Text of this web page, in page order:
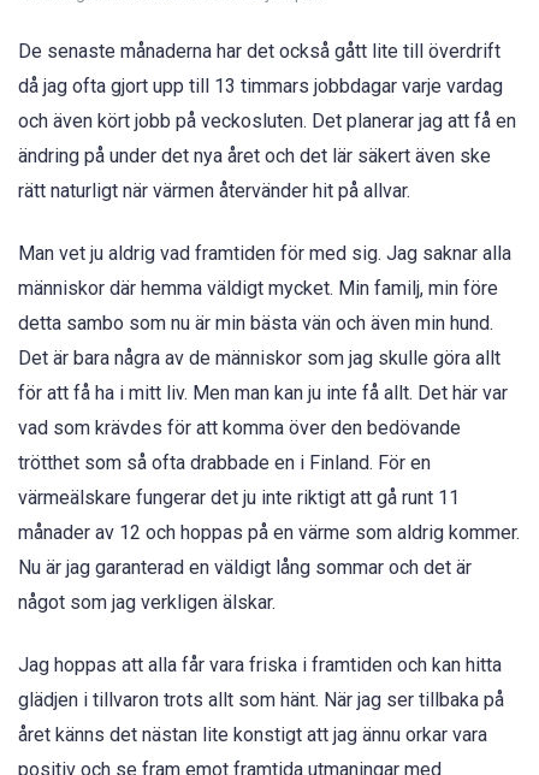
De senaste månaderna har det också gått lite till överdrift
då jag ofta gjort upp till 13 timmars jobbdagar varje vardag
och även kört jobb på veckosluten. Det planerar jag att få en
ändring på under det nya året och det lär säkert även ske
rätt naturligt när värmen återvänder hit på allvar.
Man vet ju aldrig vad framtiden för med sig. Jag saknar alla
människor där hemma väldigt mycket. Min familj, min före
detta sambo som nu är min bästa vän och även min hund.
Det är bara några av de människor som jag skulle göra allt
för att få ha i mitt liv. Men man kan ju inte få allt. Det här var
vad som krävdes för att komma över den bedövande
trötthet som så ofta drabbade en i Finland. För en
värmeälskare fungerar det ju inte riktigt att gå runt 11
månader av 12 och hoppas på en värme som aldrig kommer.
Nu är jag garanterad en väldigt lång sommar och det är
något som jag verkligen älskar.
Jag hoppas att alla får vara friska i framtiden och kan hitta
glädjen i tillvaron trots allt som hänt. När jag ser tillbaka på
året känns det nästan lite konstigt att jag ännu orkar vara
positiv och se fram emot framtida utmaningar med